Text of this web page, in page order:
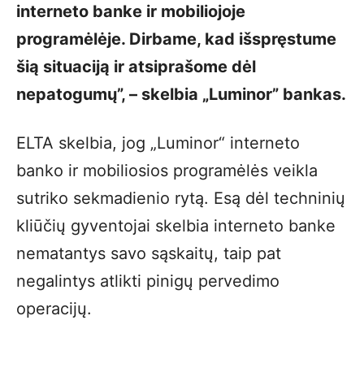
interneto banke ir mobiliojoje
programėlėje. Dirbame, kad išspręstume
šią situaciją ir atsiprašome dėl
nepatogumų”, – skelbia „Luminor” bankas.
ELTA skelbia, jog „Luminor“ interneto
banko ir mobiliosios programėlės veikla
sutriko sekmadienio rytą. Esą dėl techninių
kliūčių gyventojai skelbia interneto banke
nematantys savo sąskaitų, taip pat
negalintys atlikti pinigų pervedimo
operacijų.